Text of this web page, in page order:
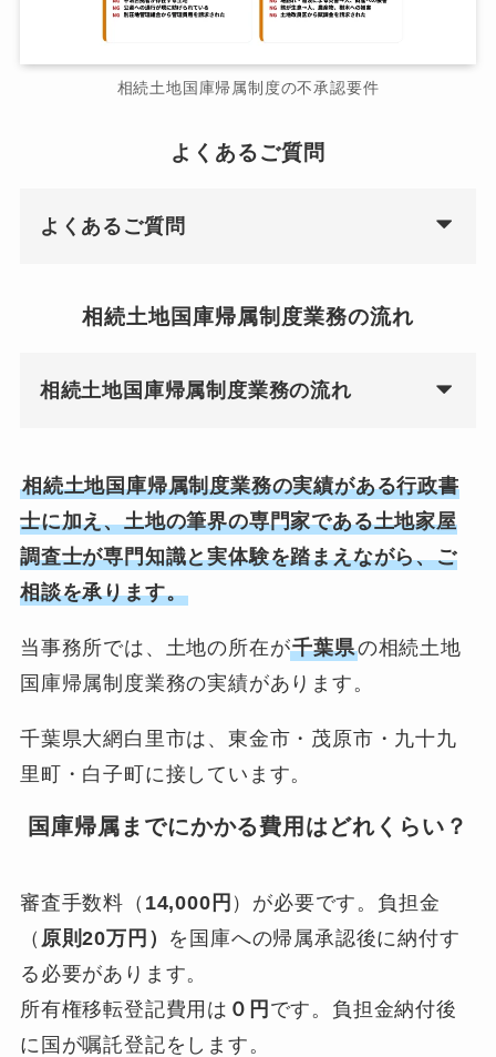
相続土地国庫帰属制度の不承認要件
よくあるご質問
よくあるご質問
相続土地国庫帰属制度業務の流れ
相続土地国庫帰属制度業務の流れ
相続土地国庫帰属制度業務の実績がある行政書
士に加え、土地の筆界の専門家である土地家屋
調査士が専門知識と実体験を踏まえながら、ご
相談を承ります。
当事務所では、土地の所在が千葉県の相続土地
国庫帰属制度業務の実績があります。
千葉県大網白里市は、東金市・茂原市・九十九
里町・白子町に接しています。
国庫帰属までにかかる費用はどれくらい？
審査手数料（ 14,000円 ）が必要です。負担金
（ 原則20万円） を国庫への帰属承認後に納付す
る必要があります。
所有権移転登記費用は ０円 です。負担金納付後
に国が嘱託登記をします。